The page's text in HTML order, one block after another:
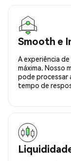
Smooth e
A experiência
máxima. Nosso
pode processar
tempo de